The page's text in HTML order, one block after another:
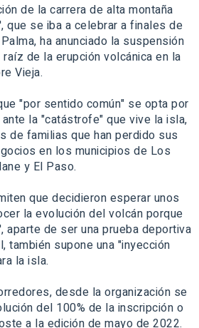
de la carrera de alta montaña
que se iba a celebrar a finales de
ha anunciado la suspensión
de la erupción volcánica en la
Vieja.
"por sentido común" se opta por
la "catástrofe" que vive la isla,
de familias que han perdido sus
en los municipios de Los
y El Paso.
que decidieron esperar unos
la evolución del volcán porque
aparte de ser una prueba deportiva
también supone una "inyección
la isla.
desde la organización se
del 100% de la inscripción o
a la edición de mayo de 2022.